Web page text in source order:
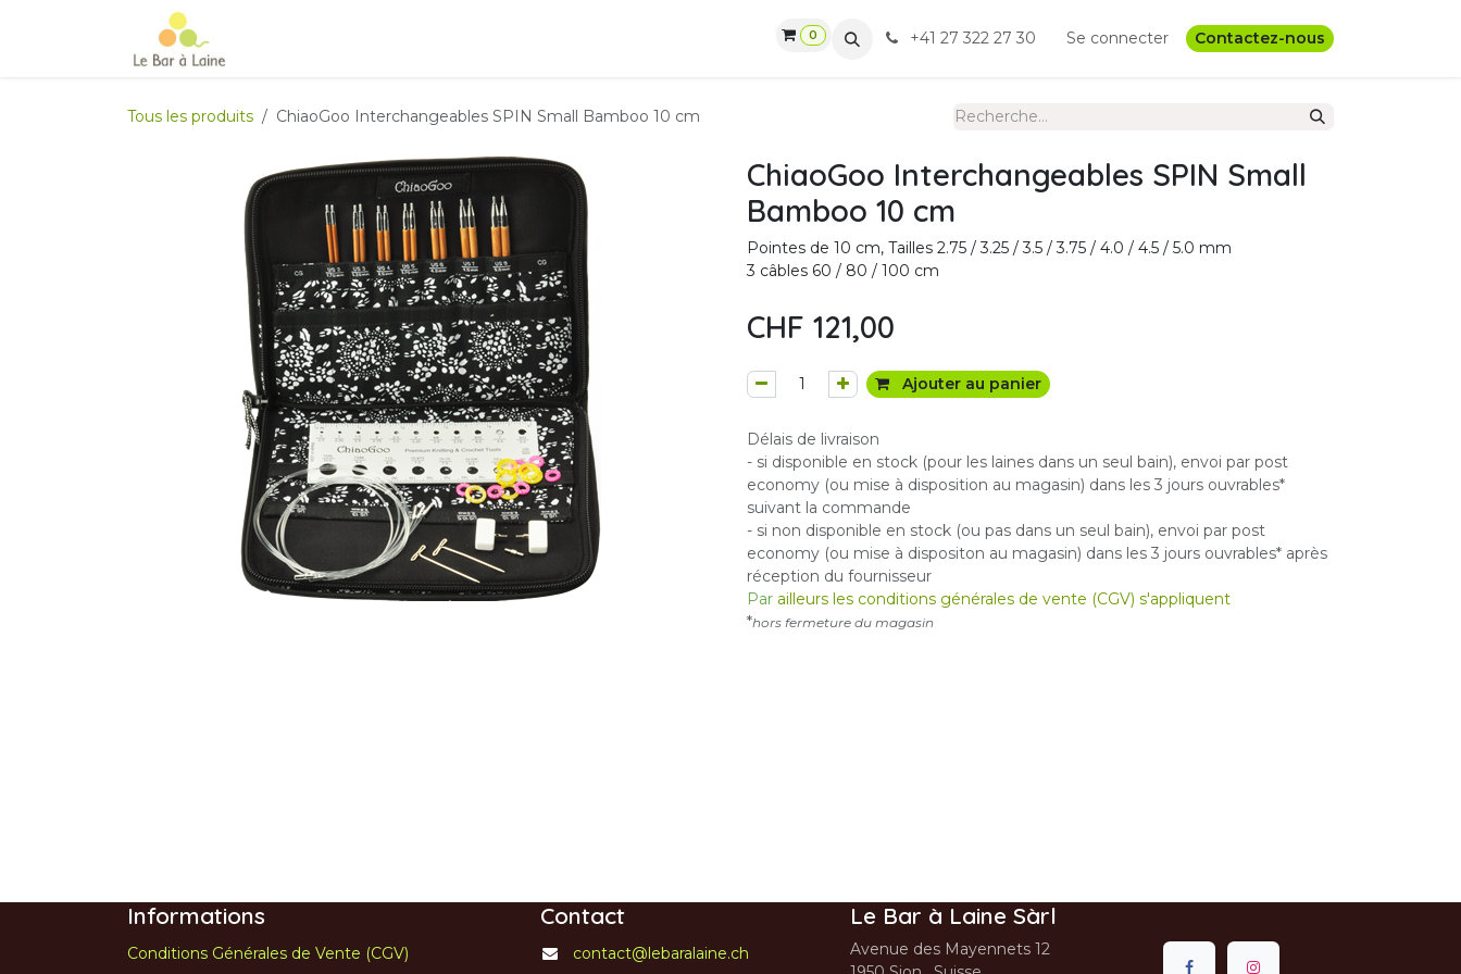
Se rendre au contenu
CGV 0 +41 27 322 27 30 Se connecter Contactez-nous
Tous les produits ChiaoGoo Interchangeables SPIN Small Bamboo 10 cm
ChiaoGoo Interchangeables SPIN Small
Bamboo 10 cm
Pointes de 10 cm, Tailles 2.75 / 3.25 / 3.5 / 3.75 / 4.0 / 4.5 / 5.0 mm
3 câbles 60 / 80 / 100 cm
CHF 121,00
Ajouter au panier
Délais de livraison
- si disponible en stock (pour les laines dans un seul bain), envoi par post
economy (ou mise à disposition au magasin) dans les 3 jours ouvrables*
suivant la commande
- si non disponible en stock (ou pas dans un seul bain), envoi par post
economy (ou mise à dispositon au magasin) dans les 3 jours ouvrables* après
réception du fournisseur
Par ailleurs les conditions générales de vente (CGV) s'appliquent
*hors fermeture du magasin
Informations
Conditions Générales de Vente (CGV)
Contact
contact@lebaralaine.ch
Le Bar à Laine Sàrl
Avenue des Mayennets 12